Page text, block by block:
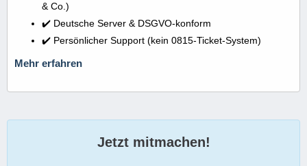
& Co.)
✔️ Deutsche Server & DSGVO-konform
✔️ Persönlicher Support (kein 0815-Ticket-System)
Mehr erfahren
Jetzt mitmachen!